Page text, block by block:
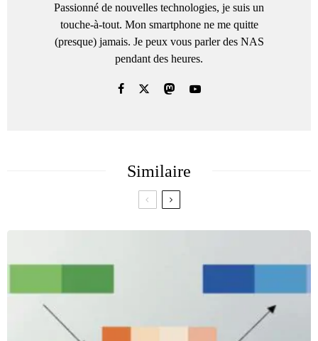
Passionné de nouvelles technologies, je suis un
touche-à-tout. Mon smartphone ne me quitte
(presque) jamais. Je peux vous parler des NAS
pendant des heures.
Similaire